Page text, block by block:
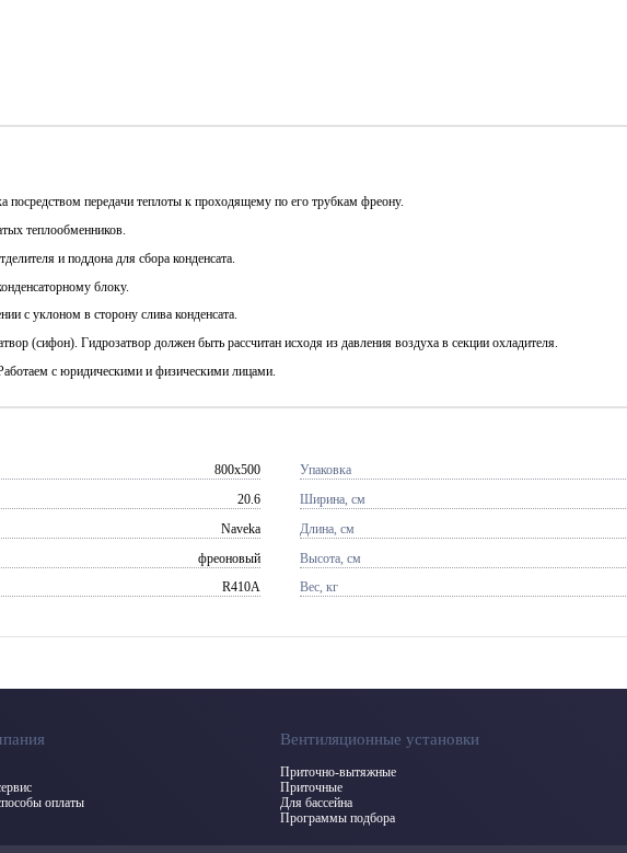
передачи теплоты к проходящему по его трубкам фреону.
теплообменников.
и поддона для сбора конденсата.
блоку.
с уклоном в сторону слива конденсата.
(сифон). Гидрозатвор должен быть рассчитан исходя из давления воздуха в секции охладителя.
с юридическими и физическими лицами.
800x500
20.6
Naveka
фреоновый
R410A
Упаковка
Ширина, см
Длина, см
Высота, см
Вес, кг
оплаты
Вентиляционные установки
Приточно-вытяжные
Приточные
Для бассейна
Программы подбора